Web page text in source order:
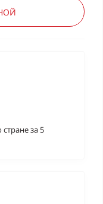
за 5